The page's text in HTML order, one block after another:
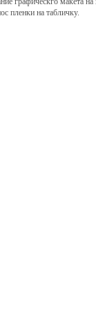
пленки на табличку.